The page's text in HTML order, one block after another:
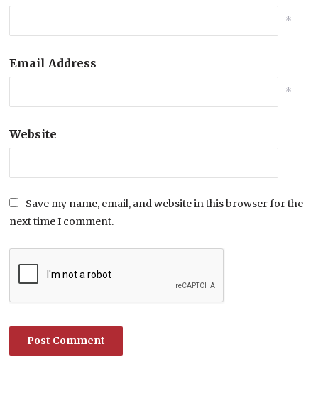
*
Email Address
*
Website
Save my name, email, and website in this browser for the
next time I comment.